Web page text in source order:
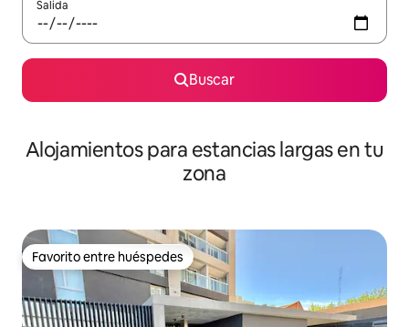
Salida
Buscar
Alojamientos para estancias largas en tu
zona
Favorito entre huéspedes
Favorito entre huéspedes